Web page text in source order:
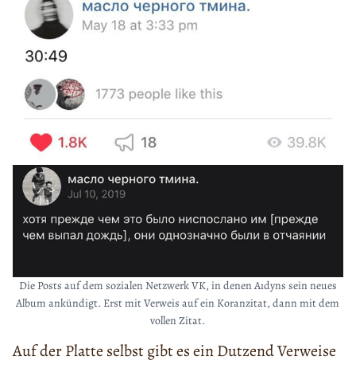
Die Posts auf dem sozialen Netzwerk VK, in denen Aıdyns sein neues
Album ankündigt. Erst mit Verweis auf ein Koranzitat, dann mit dem
vollen Zitat.
Auf der Platte selbst gibt es ein Dutzend Verweise